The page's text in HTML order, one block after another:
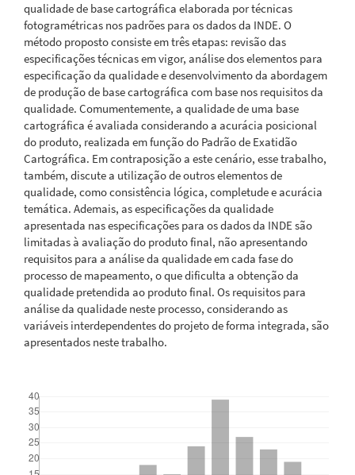
qualidade de base cartográfica elaborada por técnicas
fotogramétricas nos padrões para os dados da INDE. O
método proposto consiste em três etapas: revisão das
especificações técnicas em vigor, análise dos elementos para
especificação da qualidade e desenvolvimento da abordagem
de produção de base cartográfica com base nos requisitos da
qualidade. Comumentemente, a qualidade de uma base
cartográfica é avaliada considerando a acurácia posicional
do produto, realizada em função do Padrão de Exatidão
Cartográfica. Em contraposição a este cenário, esse trabalho,
também, discute a utilização de outros elementos de
qualidade, como consistência lógica, completude e acurácia
temática. Ademais, as especificações da qualidade
apresentada nas especificações para os dados da INDE são
limitadas à avaliação do produto final, não apresentando
requisitos para a análise da qualidade em cada fase do
processo de mapeamento, o que dificulta a obtenção da
qualidade pretendida ao produto final. Os requisitos para
análise da qualidade neste processo, considerando as
variáveis interdependentes do projeto de forma integrada, são
apresentados neste trabalho.